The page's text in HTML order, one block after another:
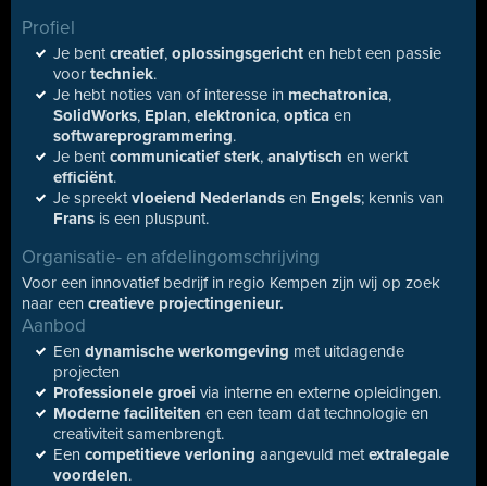
Profiel
Je bentcreatief, oplossingsgericht en hebt een passie
voor techniek.
Je hebt noties van of interesse in mechatronica,
SolidWorks, Eplan, elektronica, optica en
softwareprogrammering.
Je bentcommunicatief sterk, analytisch en werkt
efficiënt.
Je spreektvloeiend Nederlands en Engels; kennis van
Frans is een pluspunt.
Organisatie- en afdelingomschrijving
Voor een innovatief bedrijf in regio Kempen zijn wij op zoek
naar een creatieve projectingenieur.
Aanbod
Een dynamische werkomgeving met uitdagende
projecten
Professionele groei via interne en externe opleidingen.
Moderne faciliteiten en een team dat technologie en
creativiteit samenbrengt.
Een competitieve verloning aangevuld metextralegale
voordelen.